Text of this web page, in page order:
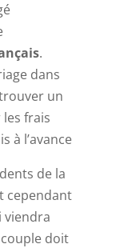
.
dans
un
frais
à l’avance
de la
cependant
couple doit